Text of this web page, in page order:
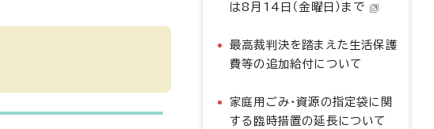
は8月14日（金曜日）まで
最高裁判決を踏まえた生活保護
費等の追加給付について
家庭用ごみ・資源の指定袋に関
する臨時措置の延長について